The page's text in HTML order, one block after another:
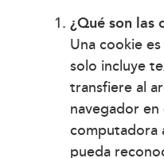
¿Qué son las
Una cookie
solo incluye
transfiere al
navegador
computadora
pueda